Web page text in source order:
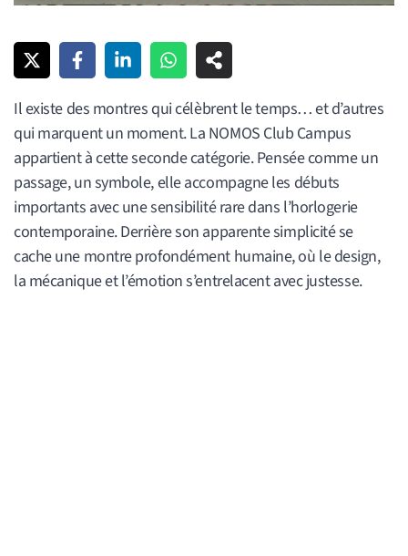
Il existe des montres qui célèbrent le temps… et d’autres
qui marquent un moment. La NOMOS Club Campus
appartient à cette seconde catégorie. Pensée comme un
passage, un symbole, elle accompagne les débuts
importants avec une sensibilité rare dans l’horlogerie
contemporaine. Derrière son apparente simplicité se
cache une montre profondément humaine, où le design,
la mécanique et l’émotion s’entrelacent avec justesse.